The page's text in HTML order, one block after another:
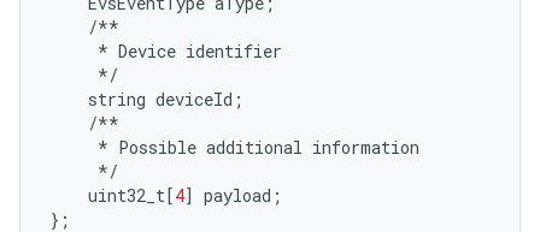
/**
* Device identifier
*/
string deviceId ;
/**
* Possible additional information
*/
uint32_t[4] payload ;
};